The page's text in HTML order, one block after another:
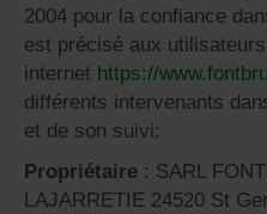
2004 pour la confiance
est précisé aux
internet https://
différents intervenants
et de son suivi:
Propriétaire : SARL
LAJARRETIE 24520 St